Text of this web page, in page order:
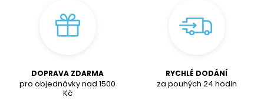
DOPRAVA ZDARMA
pro objednávky nad 1500
Kč
RYCHLÉ DODÁNÍ
za pouhých 24 hodin